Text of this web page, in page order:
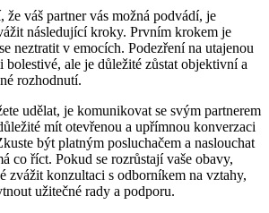
že váš partner vás možná podvádí, je
následující kroky. Prvním krokem je
neztratit v emocích. Podezření na utajenou
bolestivé, ale je důležité zůstat objektivní a
rozhodnutí.
udělat, je komunikovat se svým partnerem
mít otevřenou a upřímnou konverzaci
být platným posluchačem a naslouchat
co říct. Pokud se rozrůstají vaše obavy,
zvážit konzultaci s odborníkem na vztahy,
užitečné rady a podporu.